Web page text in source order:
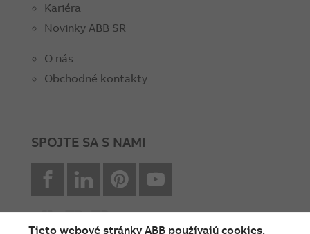
Kariéra
Novinky ABB SR
O nás
Obchodné kontakty
SPOJTE SA S NAMI
facebookLinkedin Pinterest
Tieto webové stránky ABB používajú cookies.